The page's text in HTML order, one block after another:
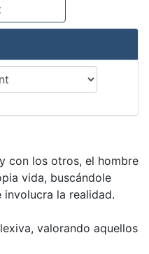
con los otros, el hombre
vida, buscándole
la realidad.
valorando aquellos